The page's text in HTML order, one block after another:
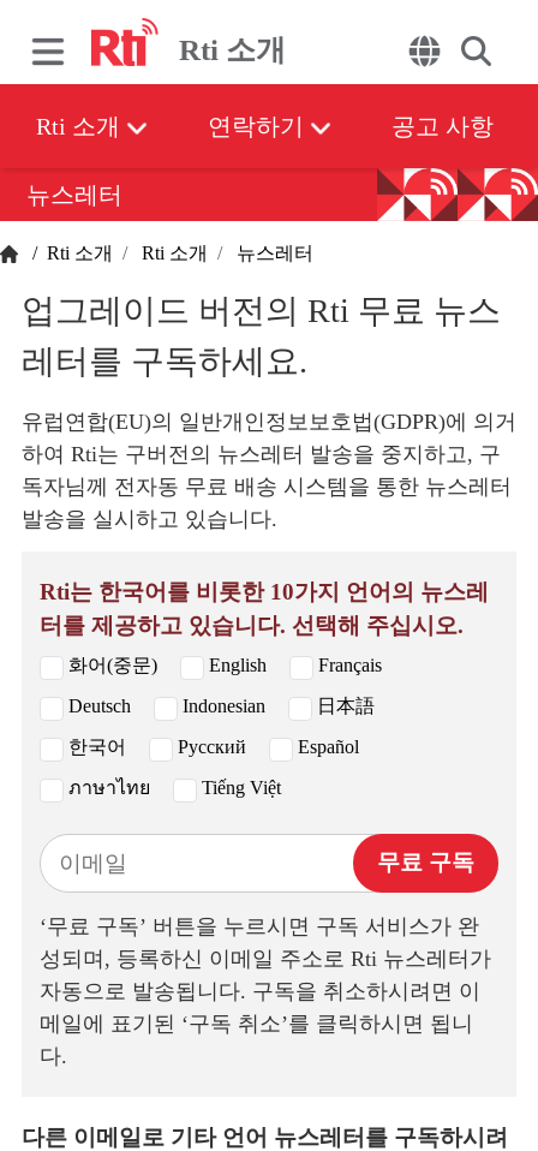
Rti 소개
Rti 소개 연락하기 공고 사항
뉴스레터
/ Rti 소개 Rti 소개 뉴스레터
업그레이드 버전의 Rti 무료 뉴스
레터를 구독하세요.
유럽연합(EU)의 일반개인정보보호법(GDPR)에 의거
하여 Rti는 구버전의 뉴스레터 발송을 중지하고, 구
독자님께 전자동 무료 배송 시스템을 통한 뉴스레터
발송을 실시하고 있습니다.
Rti는 한국어를 비롯한 10가지 언어의 뉴스레
터를 제공하고 있습니다. 선택해 주십시오.
화어(중문) English
Français
Deutsch
Indonesian
日本語
한국어
Русский
Español
ภาษาไทย
Tiếng Việt
무료 구독
‘무료 구독’ 버튼을 누르시면 구독 서비스가 완
성되며, 등록하신 이메일 주소로 Rti 뉴스레터가
자동으로 발송됩니다. 구독을 취소하시려면 이
메일에 표기된 ‘구독 취소’를 클릭하시면 됩니
다.
다른 이메일로 기타 언어 뉴스레터를 구독하시려